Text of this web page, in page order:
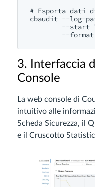
# Esporta dati
cbaudit --log-
--start
3. Interfaccia
Console
La web console di
intuitivo alle
Scheda Sicurezza, il
e il Cruscotto